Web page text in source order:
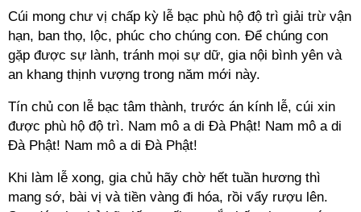
Cúi mong chư vị chấp kỳ lễ bạc phù hộ độ trì giải trừ vận
hạn, ban thọ, lộc, phúc cho chúng con. Để chúng con
gặp được sự lành, tránh mọi sự dữ, gia nội bình yên và
an khang thịnh vượng trong năm mới này.
Tín chủ con lễ bạc tâm thành, trước án kính lễ, cúi xin
được phù hộ độ trì. Nam mô a di Đà Phật! Nam mô a di
Đà Phật! Nam mô a di Đà Phật!
Khi làm lễ xong, gia chủ hãy chờ hết tuần hương thì
mang sớ, bài vị và tiền vàng đi hóa, rồi vẩy rượu lên.